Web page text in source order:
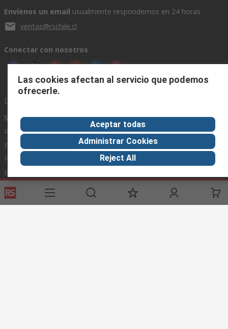
Envíenos un email usualmente respondemos en 24 horas
ventas@rschile.cl
Conectar con nosotros
Links de ayuda
Servicios
Registrarse
Entrega
Pago
Exportar
Acerca de RS
Acerca de RS
En el mundo
Grupo corporativo
Industria
Zona Industria
Fabricación
Términos del sitio Condiciones de venta
Política de
Las cookies afectan al servicio que podemos
ofrecerle.
Aceptar todas
Administrar Cookies
Reject All